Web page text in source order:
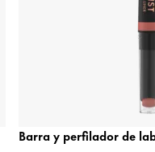
Barra y perfilador de